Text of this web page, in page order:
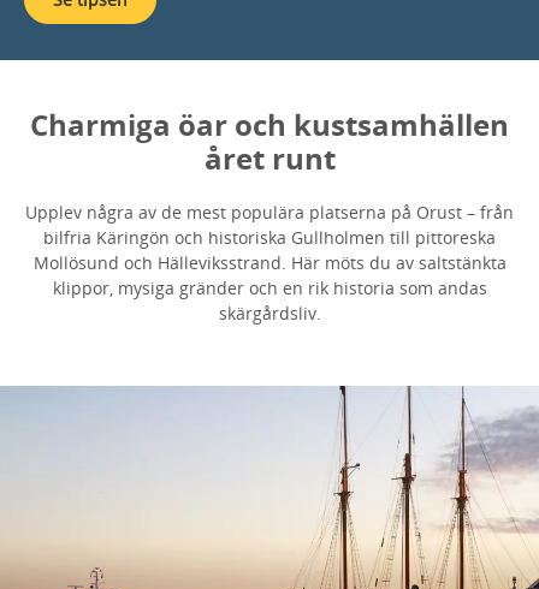
Charmiga öar och kustsamhällen
året runt
Upplev några av de mest populära platserna på Orust – från
bilfria Käringön och historiska Gullholmen till pittoreska
Mollösund och Hälleviksstrand. Här möts du av saltstänkta
klippor, mysiga gränder och en rik historia som andas
skärgårdsliv.